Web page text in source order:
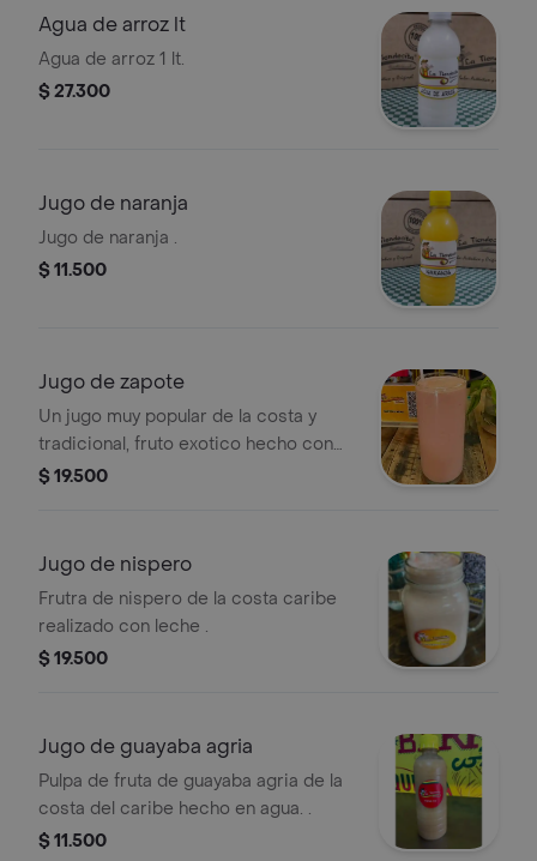
Agua de arroz lt
Agua de arroz 1 lt.
$ 27.300
Jugo de naranja
Jugo de naranja .
$ 11.500
Jugo de zapote
Un jugo muy popular de la costa y
tradicional, fruto exotico hecho con
pulpa de zapote y leche. .
$ 19.500
Jugo de nispero
Frutra de nispero de la costa caribe
realizado con leche .
$ 19.500
Jugo de guayaba agria
Pulpa de fruta de guayaba agria de la
costa del caribe hecho en agua. .
$ 11.500